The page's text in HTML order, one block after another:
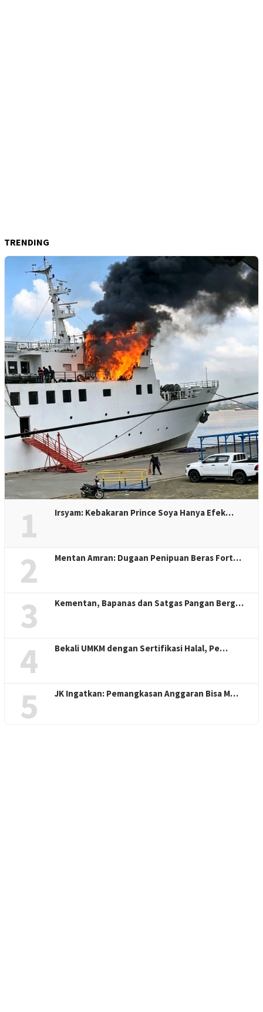
TRENDING
1 Irsyam: Kebakaran Prince Soya Hanya Efek…
2 Mentan Amran: Dugaan Penipuan Beras Fort…
3 Kementan, Bapanas dan Satgas Pangan Berg…
4 Bekali UMKM dengan Sertifikasi Halal, Pe…
5 JK Ingatkan: Pemangkasan Anggaran Bisa M…